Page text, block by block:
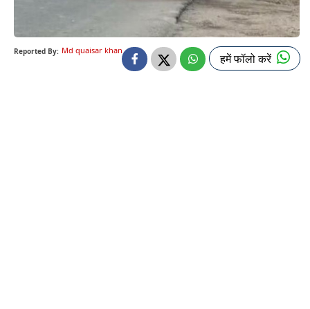
Reported By: Md quaisar khan
हमें फॉलो करें